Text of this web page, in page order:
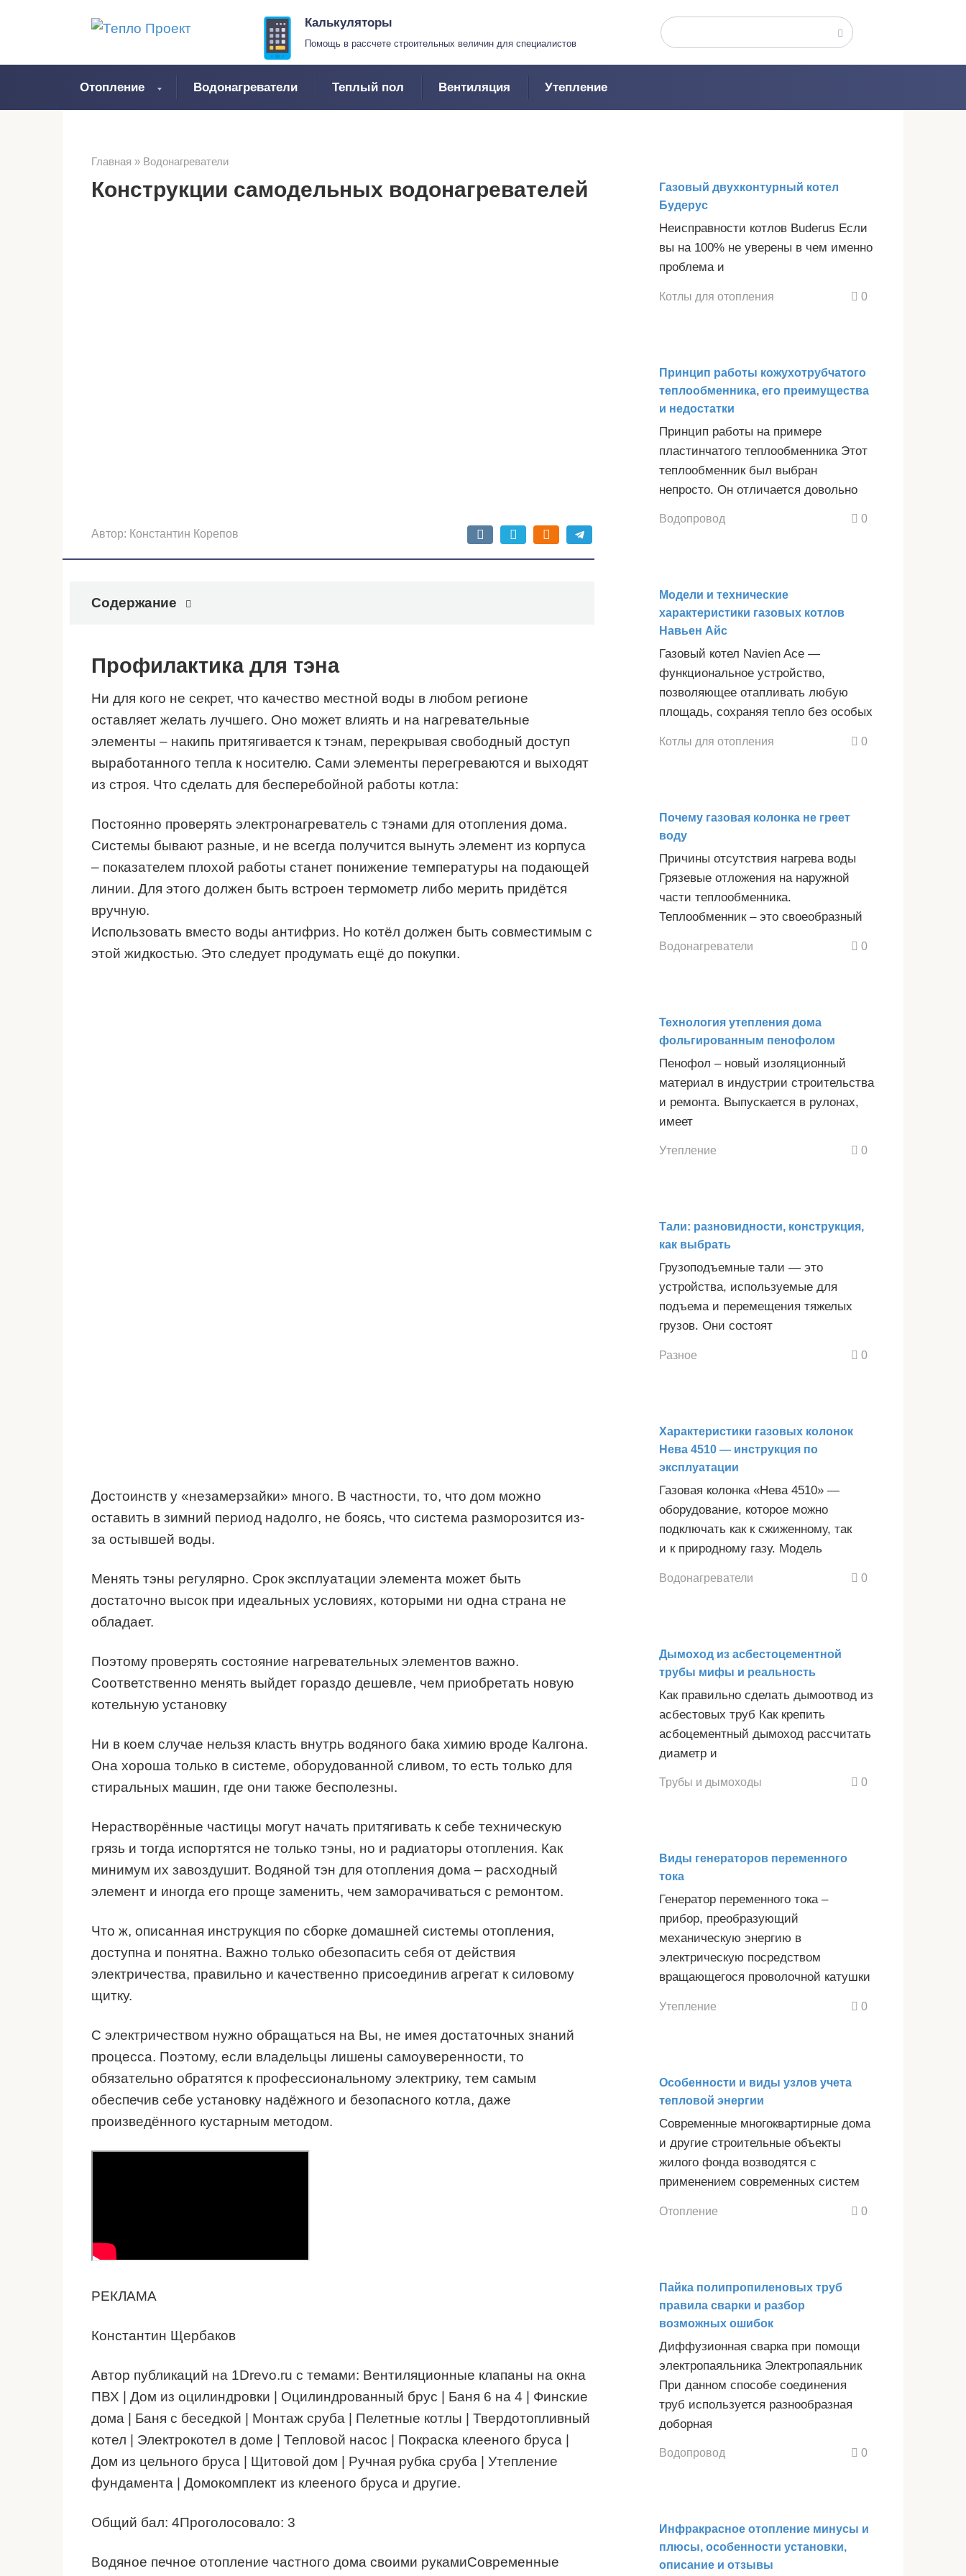
Калькуляторы
Помощь в рассчете строительных величин для специалистов
Поиск:
Отопление Водонагреватели Теплый пол Вентиляция Утепление
Главная » Водонагреватели
Конструкции самодельных водонагревателей
Автор: Константин Корепов
Содержание
Профилактика для тэна
Ни для кого не секрет, что качество местной воды в любом регионе
оставляет желать лучшего. Оно может влиять и на нагревательные
элементы – накипь притягивается к тэнам, перекрывая свободный доступ
выработанного тепла к носителю. Сами элементы перегреваются и выходят
из строя. Что сделать для бесперебойной работы котла:
Постоянно проверять электронагреватель с тэнами для отопления дома.
Системы бывают разные, и не всегда получится вынуть элемент из корпуса
– показателем плохой работы станет понижение температуры на подающей
линии. Для этого должен быть встроен термометр либо мерить придётся
вручную.
Использовать вместо воды антифриз. Но котёл должен быть совместимым с
этой жидкостью. Это следует продумать ещё до покупки.
Достоинств у «незамерзайки» много. В частности, то, что дом можно
оставить в зимний период надолго, не боясь, что система разморозится из-
за остывшей воды.
Менять тэны регулярно. Срок эксплуатации элемента может быть
достаточно высок при идеальных условиях, которыми ни одна страна не
обладает.
Поэтому проверять состояние нагревательных элементов важно.
Соответственно менять выйдет гораздо дешевле, чем приобретать новую
котельную установку
Ни в коем случае нельзя класть внутрь водяного бака химию вроде Калгона.
Она хороша только в системе, оборудованной сливом, то есть только для
стиральных машин, где они также бесполезны.
Нерастворённые частицы могут начать притягивать к себе техническую
грязь и тогда испортятся не только тэны, но и радиаторы отопления. Как
минимум их завоздушит. Водяной тэн для отопления дома – расходный
элемент и иногда его проще заменить, чем заморачиваться с ремонтом.
Что ж, описанная инструкция по сборке домашней системы отопления,
доступна и понятна. Важно только обезопасить себя от действия
электричества, правильно и качественно присоединив агрегат к силовому
щитку.
С электричеством нужно обращаться на Вы, не имея достаточных знаний
процесса. Поэтому, если владельцы лишены самоуверенности, то
обязательно обратятся к профессиональному электрику, тем самым
обеспечив себе установку надёжного и безопасного котла, даже
произведённого кустарным методом.
РЕКЛАМА
Константин Щербаков
Автор публикаций на 1Drevo.ru с темами: Вентиляционные клапаны на окна
ПВХ | Дом из оцилиндровки | Оцилиндрованный брус | Баня 6 на 4 | Финские
дома | Баня с беседкой | Монтаж сруба | Пелетные котлы | Твердотопливный
котел | Электрокотел в доме | Тепловой насос | Покраска клееного бруса |
Дом из цельного бруса | Щитовой дом | Ручная рубка сруба | Утепление
фундамента | Домокомплект из клееного бруса и другие.
Общий бал: 4Проголосовало: 3
Водяное печное отопление частного дома своими рукамиСовременные
Газовый двухконтурный котел
Будерус
Неисправности котлов Buderus Если
вы на 100% не уверены в чем именно
проблема и
Котлы для отопления 0
Принцип работы кожухотрубчатого
теплообменника, его преимущества
и недостатки
Принцип работы на примере
пластинчатого теплообменника Этот
теплообменник был выбран
непросто. Он отличается довольно
Водопровод 0
Модели и технические
характеристики газовых котлов
Навьен Айс
Газовый котел Navien Ace —
функциональное устройство,
позволяющее отапливать любую
площадь, сохраняя тепло без особых
Котлы для отопления 0
Почему газовая колонка не греет
воду
Причины отсутствия нагрева воды
Грязевые отложения на наружной
части теплообменника.
Теплообменник – это своеобразный
Водонагреватели 0
Технология утепления дома
фольгированным пенофолом
Пенофол – новый изоляционный
материал в индустрии строительства
и ремонта. Выпускается в рулонах,
имеет
Утепление 0
Тали: разновидности, конструкция,
как выбрать
Грузоподъемные тали — это
устройства, используемые для
подъема и перемещения тяжелых
грузов. Они состоят
Разное 0
Характеристики газовых колонок
Нева 4510 — инструкция по
эксплуатации
Газовая колонка «Нева 4510» —
оборудование, которое можно
подключать как к сжиженному, так
и к природному газу. Модель
Водонагреватели 0
Дымоход из асбестоцементной
трубы мифы и реальность
Как правильно сделать дымоотвод из
асбестовых труб Как крепить
асбоцементный дымоход рассчитать
диаметр и
Трубы и дымоходы 0
Виды генераторов переменного
тока
Генератор переменного тока –
прибор, преобразующий
механическую энергию в
электрическую посредством
вращающегося проволочной катушки
Утепление 0
Особенности и виды узлов учета
тепловой энергии
Современные многоквартирные дома
и другие строительные объекты
жилого фонда возводятся с
применением современных систем
Отопление 0
Пайка полипропиленовых труб
правила сварки и разбор
возможных ошибок
Диффузионная сварка при помощи
электропаяльника Электропаяльник
При данном способе соединения
труб используется разнообразная
доборная
Водопровод 0
Инфракрасное отопление минусы и
плюсы, особенности установки,
описание и отзывы